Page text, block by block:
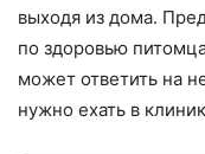
выходя из дома.
по здоровью
может ответить на
нужно ехать в